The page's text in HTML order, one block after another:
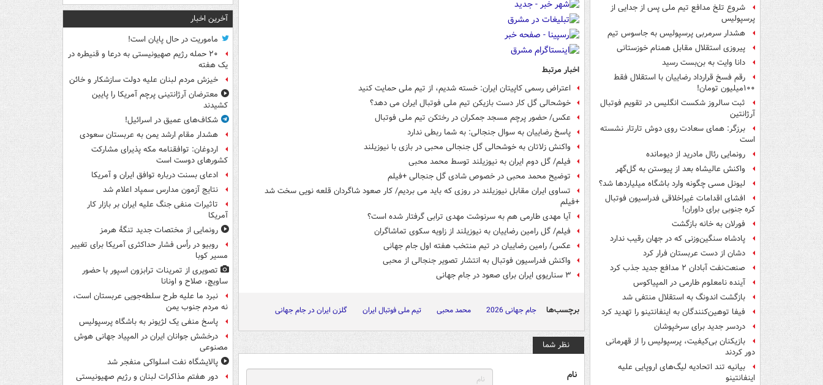
شروع تلخ مدافع تیم ملی پس از جدایی از
پرسپولیس
هشدار سرمربی پرسپولیس به جاسوس تیم
پیروزی استقلال مقابل همنام خوزستانی
دانا وایت به بن‌بست رسید
رقم فسخ قرارداد رضاییان با استقلال فقط
۱۰۰میلیون تومان!
ثبت سالروز شکست انگلیس در تقویم فوتبال
آرژانتین
برزگر: همای سعادت روی دوش تارتار نشسته
است
رونمایی رئال مادرید از دیومانده
واکنش عالیشاه بعد از پیوستن به گل‌گهر
لیونل مسی چگونه وارد باشگاه میلیاردها شد؟
افشای اقدامات غیراخلاقی فدراسیون فوتبال
کره جنوبی برای داوران!
فورلان به خانه بازگشت
پادشاه سنگین‌وزنی که در جهان رقیب ندارد
دشان از دست عربستان فرار کرد
صنعت‌نفت آبادان ۲ مدافع جدید جذب کرد
آینده نامعلوم طارمی در المپیاکوس
بازگشت اندونگ به استقلال منتفی شد
فیفا توهین‌کنندگان به اینفانتینو را تهدید کرد
دردسر جدید برای سرخپوشان
بازیکنان بی‌کیفیت، پرسپولیس را از قهرمانی
دور کردند
بیانیه تند اتحادیه لیگ‌های اروپایی علیه
اینفانتینو
اخبار مرتبط
اعتراض رسمی کاپیتان ایران: خسته شدیم، از تیم ملی حمایت کنید
خوشحالی گل کار دست بازیکن تیم ملی فوتبال ایران می دهد؟
عکس/ حضور پرچم مسجد جمکران در رختکن تیم ملی فوتبال
پاسخ رضاییان به سوال جنجالی: به شما ربطی ندارد
واکنش زلاتان به خوشحالی گل جنجالی محبی در بازی با نیوزیلند
فیلم/ گل دوم ایران به نیوزیلند توسط محمد محبی
توضیح محمد محبی در خصوص شادی گل جنجالی +فیلم
تساوی ایران مقابل نیوزیلند در روزی که باید می بردیم/ کار صعود شاگردان قلعه نویی سخت شد
+فیلم
آیا مهدی طارمی هم به سرنوشت مهدی ترابی گرفتار شده است؟
فیلم/ گل رامین رضاییان به نیوزیلند از زاویه سکوی تماشاگران
عکس/ رامین رضاییان در تیم منتخب هفته اول جام جهانی
واکنش فدراسیون فوتبال به انتشار تصویر جنجالی از محبی
۳ سناریوی ایران برای صعود در جام جهانی
برچسب‌ها جام جهانی 2026 محمد محبی تیم ملی فوتبال ایران گلزن ایران در جام جهانی
نظر شما
نام
آخرین اخبار
ماموریت در حال پایان است!
۲۰ حمله رژیم صهیونیستی به درعا و قنیطره در
یک هفته
خیزش مردم لبنان علیه دولت سازشکار و خائن
معترضان آرژانتینی پرچم آمریکا را پایین
کشیدند
شکاف‌های عمیق در اسرائیل!
هشدار مقام ارشد یمن به عربستان سعودی
اردوغان: توافقنامه مکه پذیرای مشارکت
کشورهای دوست است
ادعای بسنت درباره توافق ایران و آمریکا
نتایج آزمون مدارس سمپاد اعلام شد
تاثیرات منفی جنگ علیه ایران بر بازار کار
آمریکا
رونمایی از مختصات جدید تنگۀ هرمز
روبیو در رأس فشار حداکثری آمریکا برای تغییر
مسیر کوبا
تصویری از تمرینات ترابزون اسپور با حضور
ساویچ، صلاح و اونانا
نبرد ما علیه طرح سلطه‌جویی عربستان است،
نه مردم جنوب یمن
پاسخ منفی یک لژیونر به باشگاه پرسپولیس
درخشش جوانان ایران در المپیاد جهانی هوش
مصنوعی
پالایشگاه نفت اسلواکی منفجر شد
دور هفتم مذاکرات لبنان و رژیم صهیونیستی